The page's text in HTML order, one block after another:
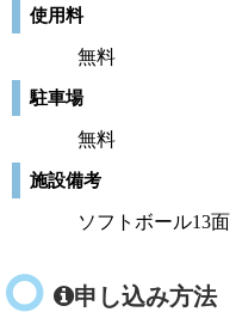
使用料
無料
駐車場
無料
施設備考
ソフトボール13面
申し込み方法